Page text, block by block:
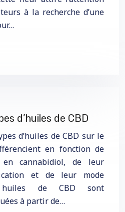
à la recherche d’une
d’huiles de CBD
d’huiles de CBD sur le
en fonction de
en cannabidiol, de leur
et de leur mode
huiles de CBD sont
à partir de…